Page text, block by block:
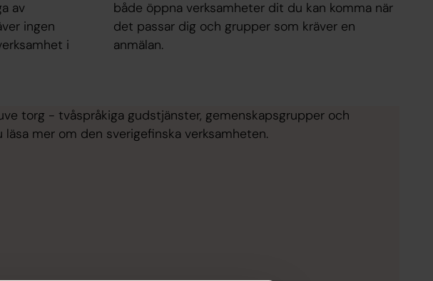
av
ingen
i
både öppna verksamheter dit du kan komma när
det passar dig och grupper som kräver en
anmälan.
torg - tvåspråkiga gudstjänster, gemenskapsgrupper och
mer om den sverigefinska verksamheten.